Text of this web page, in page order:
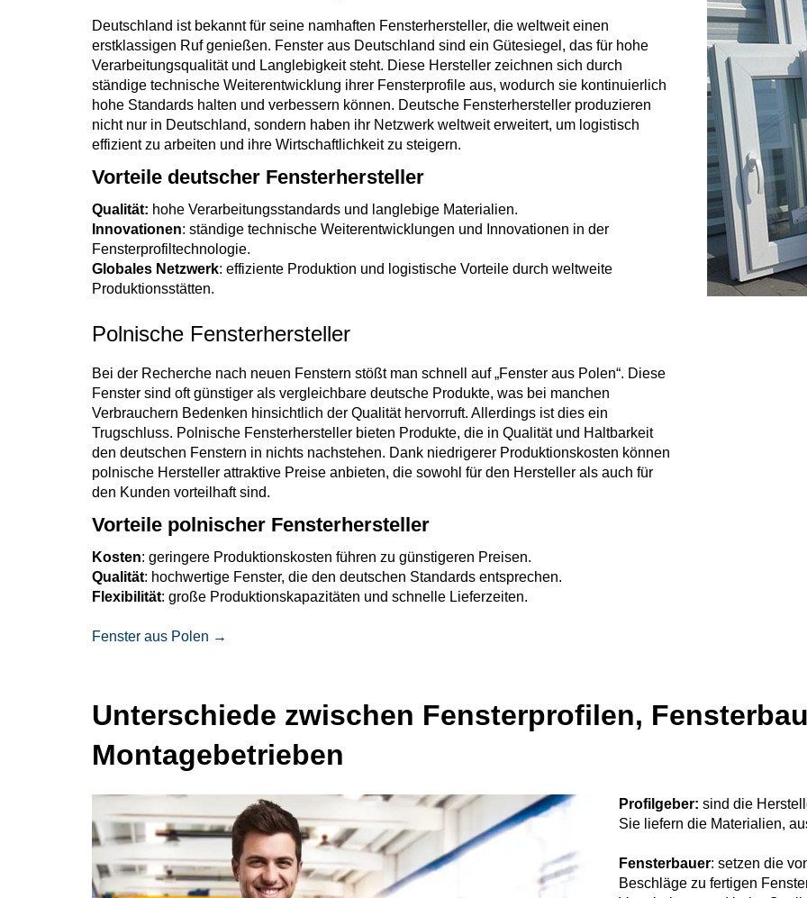
Deutschland ist bekannt für seine namhaften Fensterhersteller, die weltweit einen
erstklassigen Ruf genießen. Fenster aus Deutschland sind ein Gütesiegel, das für hohe
Verarbeitungsqualität und Langlebigkeit steht. Diese Hersteller zeichnen sich durch
ständige technische Weiterentwicklung ihrer Fensterprofile aus, wodurch sie kontinuierlich
hohe Standards halten und verbessern können. Deutsche Fensterhersteller produzieren
nicht nur in Deutschland, sondern haben ihr Netzwerk weltweit erweitert, um logistisch
effizient zu arbeiten und ihre Wirtschaftlichkeit zu steigern.
Vorteile deutscher Fensterhersteller
Qualität: hohe Verarbeitungsstandards und langlebige Materialien.
Innovationen: ständige technische Weiterentwicklungen und Innovationen in der
Fensterprofiltechnologie.
Globales Netzwerk: effiziente Produktion und logistische Vorteile durch weltweite
Produktionsstätten.
Polnische Fensterhersteller
Bei der Recherche nach neuen Fenstern stößt man schnell auf „Fenster aus Polen“. Diese
Fenster sind oft günstiger als vergleichbare deutsche Produkte, was bei manchen
Verbrauchern Bedenken hinsichtlich der Qualität hervorruft. Allerdings ist dies ein
Trugschluss. Polnische Fensterhersteller bieten Produkte, die in Qualität und Haltbarkeit
den deutschen Fenstern in nichts nachstehen. Dank niedrigerer Produktionskosten können
polnische Hersteller attraktive Preise anbieten, die sowohl für den Hersteller als auch für
den Kunden vorteilhaft sind.
Vorteile polnischer Fensterhersteller
Kosten: geringere Produktionskosten führen zu günstigeren Preisen.
Qualität: hochwertige Fenster, die den deutschen Standards entsprechen.
Flexibilität: große Produktionskapazitäten und schnelle Lieferzeiten.
Fenster aus Polen →
Unterschiede zwischen Fensterprofilen,
Montagebetrieben
Profilgeber: sind die
Sie liefern die Materialien,
Fensterbauer: setzen die
Beschläge zu fertigen